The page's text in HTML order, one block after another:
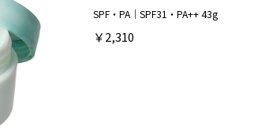
SPF・PA｜SPF31・PA++ 43g
￥2,310